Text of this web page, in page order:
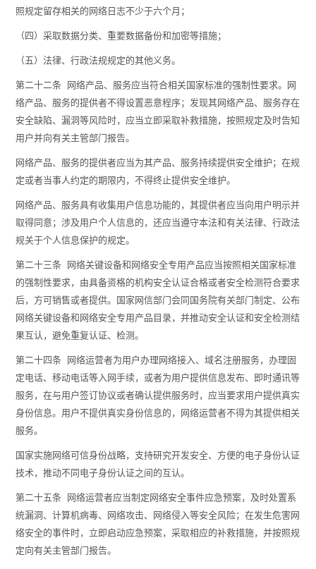
照规定留存相关的网络日志不少于六个月；
（四）采取数据分类、重要数据备份和加密等措施；
（五）法律、行政法规规定的其他义务。
第二十二条 网络产品、服务应当符合相关国家标准的强制性要求。网
络产品、服务的提供者不得设置恶意程序；发现其网络产品、服务存在
安全缺陷、漏洞等风险时，应当立即采取补救措施，按照规定及时告知
用户并向有关主管部门报告。
网络产品、服务的提供者应当为其产品、服务持续提供安全维护；在规
定或者当事人约定的期限内，不得终止提供安全维护。
网络产品、服务具有收集用户信息功能的，其提供者应当向用户明示并
取得同意；涉及用户个人信息的，还应当遵守本法和有关法律、行政法
规关于个人信息保护的规定。
第二十三条 网络关键设备和网络安全专用产品应当按照相关国家标准
的强制性要求，由具备资格的机构安全认证合格或者安全检测符合要求
后，方可销售或者提供。国家网信部门会同国务院有关部门制定、公布
网络关键设备和网络安全专用产品目录，并推动安全认证和安全检测结
果互认，避免重复认证、检测。
第二十四条 网络运营者为用户办理网络接入、域名注册服务，办理固
定电话、移动电话等入网手续，或者为用户提供信息发布、即时通讯等
服务，在与用户签订协议或者确认提供服务时，应当要求用户提供真实
身份信息。用户不提供真实身份信息的，网络运营者不得为其提供相关
服务。
国家实施网络可信身份战略，支持研究开发安全、方便的电子身份认证
技术，推动不同电子身份认证之间的互认。
第二十五条 网络运营者应当制定网络安全事件应急预案，及时处置系
统漏洞、计算机病毒、网络攻击、网络侵入等安全风险；在发生危害网
络安全的事件时，立即启动应急预案，采取相应的补救措施，并按照规
定向有关主管部门报告。